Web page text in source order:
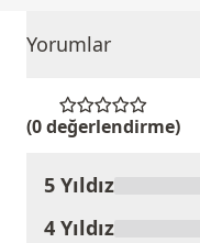
Yorumlar
(0 değerlendirme)
Ürünü Değerlendir
5 Yıldız
4 Yıldız